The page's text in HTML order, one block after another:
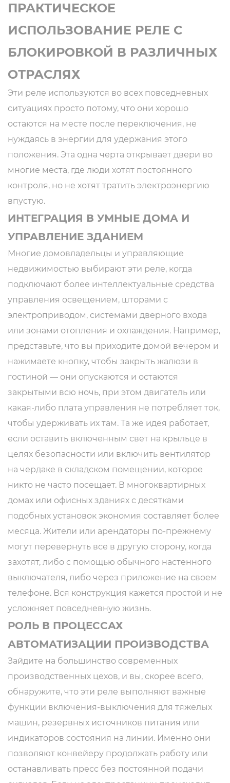
ПРАКТИЧЕСКОЕ
ИСПОЛЬЗОВАНИЕ РЕЛЕ С
БЛОКИРОВКОЙ В РАЗЛИЧНЫХ
ОТРАСЛЯХ
Эти реле используются во всех повседневных
ситуациях просто потому, что они хорошо
остаются на месте после переключения, не
нуждаясь в энергии для удержания этого
положения. Эта одна черта открывает двери во
многие места, где люди хотят постоянного
контроля, но не хотят тратить электроэнергию
впустую.
ИНТЕГРАЦИЯ В УМНЫЕ ДОМА И
УПРАВЛЕНИЕ ЗДАНИЕМ
Многие домовладельцы и управляющие
недвижимостью выбирают эти реле, когда
подключают более интеллектуальные средства
управления освещением, шторами с
электроприводом, системами дверного входа
или зонами отопления и охлаждения. Например,
представьте, что вы приходите домой вечером и
нажимаете кнопку, чтобы закрыть жалюзи в
гостиной — они опускаются и остаются
закрытыми всю ночь, при этом двигатель или
какая-либо плата управления не потребляет ток,
чтобы удерживать их там. Та же идея работает,
если оставить включенным свет на крыльце в
целях безопасности или включить вентилятор
на чердаке в складском помещении, которое
никто не часто посещает. В многоквартирных
домах или офисных зданиях с десятками
подобных установок экономия составляет более
месяца. Жители или арендаторы по-прежнему
могут перевернуть все в другую сторону, когда
захотят, либо с помощью обычного настенного
выключателя, либо через приложение на своем
телефоне. Вся конструкция кажется простой и не
усложняет повседневную жизнь.
РОЛЬ В ПРОЦЕССАХ
АВТОМАТИЗАЦИИ ПРОИЗВОДСТВА
Зайдите на большинство современных
производственных цехов, и вы, скорее всего,
обнаружите, что эти реле выполняют важные
функции включения-выключения для тяжелых
машин, резервных источников питания или
индикаторов состояния на линии. Именно они
позволяют конвейеру продолжать работу или
останавливать пресс без постоянной подачи